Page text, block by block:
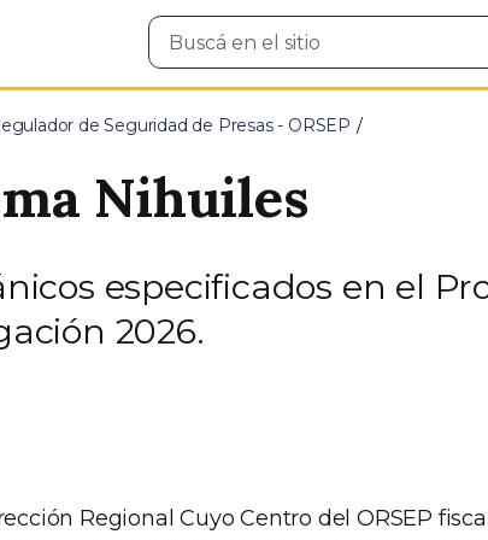
Buscar
en
de Seguridad de Presas - ORSEP
Nihuiles
especificados en el
2026.
Regional Cuyo Centro del ORSEP